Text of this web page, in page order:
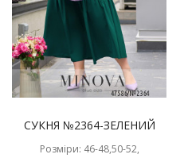
СУКНЯ №2364-ЗЕЛЕНИЙ
Розміри: 46-48,50-52,